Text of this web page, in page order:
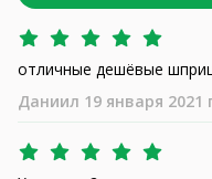
отличные дешёвые
Даниил 19 января 2021